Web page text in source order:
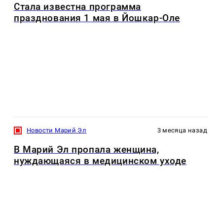
Стала известна программа
празднования 1 мая в Йошкар-Оле
Новости Марий Эл 3 месяца назад
В Марий Эл пропала женщина,
нуждающаяся в медицинском уходе